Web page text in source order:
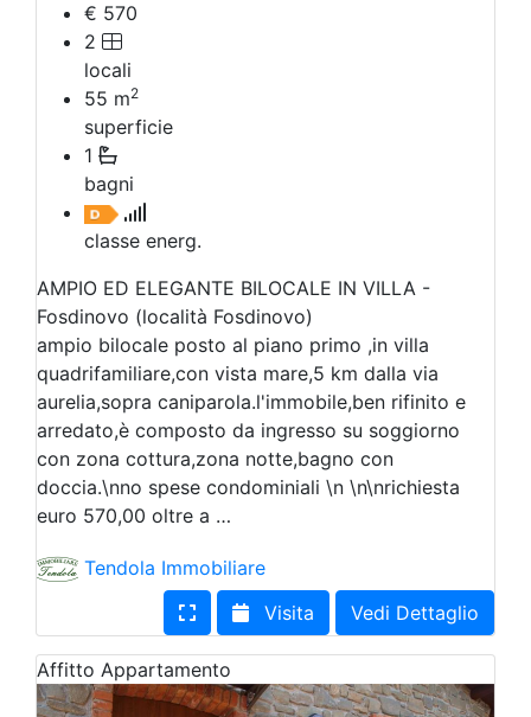
€ 570
2
locali
55 m2
superficie
1
bagni
classe energ.
AMPIO ED ELEGANTE BILOCALE IN VILLA -
Fosdinovo (località Fosdinovo)
ampio bilocale posto al piano primo ,in villa
quadrifamiliare,con vista mare,5 km dalla via
aurelia,sopra caniparola.l'immobile,ben rifinito e
arredato,è composto da ingresso su soggiorno
con zona cottura,zona notte,bagno con
doccia.\nno spese condominiali \n \n\nrichiesta
euro 570,00 oltre a …
Tendola Immobiliare
Visita
Vedi Dettaglio
Affitto Appartamento